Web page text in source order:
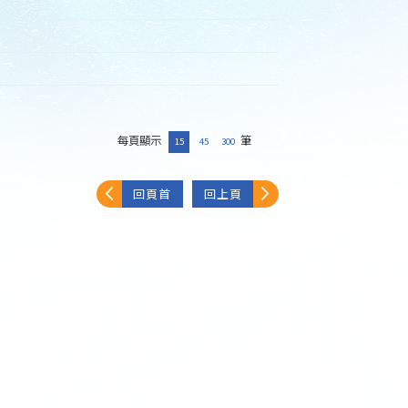
每頁顯示 15 45 300 筆
回頁首 回上頁